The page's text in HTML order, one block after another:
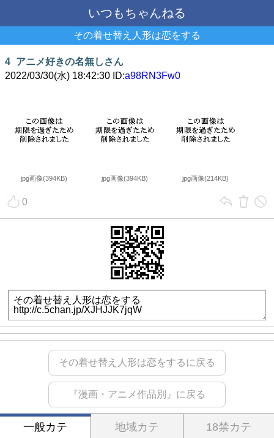
いつもちゃんねる
その着せ替え人形は恋をする
4 アニメ好きの名無しさん
2022/03/30(水) 18:42:30 ID:a98RN3Fw0
jpg画像(394KB) jpg画像(394KB) jpg画像(214KB)
0
その着せ替え人形は恋をするに戻る
『漫画・アニメ作品別』に戻る
一般カテ 地域カテ 18禁カテ